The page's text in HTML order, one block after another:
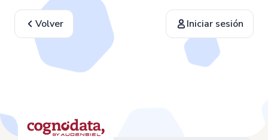
Volver Iniciar sesión